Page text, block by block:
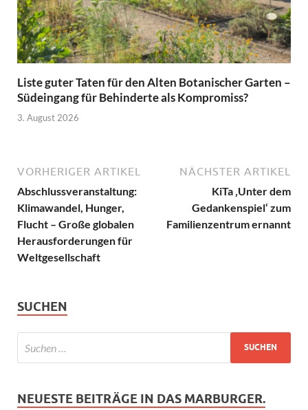
Liste guter Taten für den Alten Botanischer Garten –
Südeingang für Behinderte als Kompromiss?
3. August 2026
VORHERIGER ARTIKEL
Abschlussveranstaltung:
Klimawandel, Hunger,
Flucht – Große globalen
Herausforderungen für
Weltgesellschaft
NÄCHSTER ARTIKEL
KiTa ‚Unter dem
Gedankenspiel‘ zum
Familienzentrum ernannt
SUCHEN
NEUESTE BEITRÄGE IN DAS MARBURGER.